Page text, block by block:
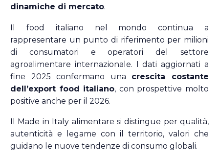
dinamiche di mercato.
Il food italiano nel mondo continua a
rappresentare un punto di riferimento per milioni
di consumatori e operatori del settore
agroalimentare internazionale. I dati aggiornati a
fine 2025 confermano una crescita costante
dell’export food italiano, con prospettive molto
positive anche per il 2026.
Il Made in Italy alimentare si distingue per qualità,
autenticità e legame con il territorio, valori che
guidano le nuove tendenze di consumo globali.